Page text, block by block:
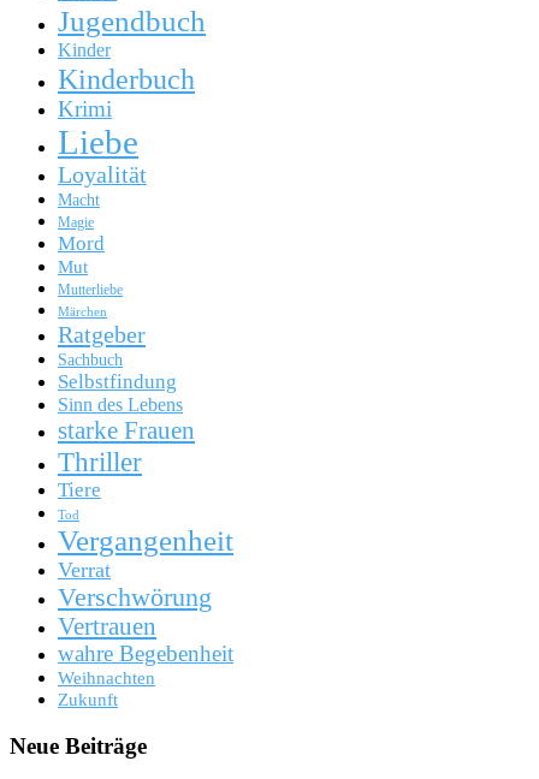
Jugendbuch
Kinder
Kinderbuch
Krimi
Liebe
Loyalität
Macht
Magie
Mord
Mut
Mutterliebe
Märchen
Ratgeber
Sachbuch
Selbstfindung
Sinn des Lebens
starke Frauen
Thriller
Tiere
Tod
Vergangenheit
Verrat
Verschwörung
Vertrauen
wahre Begebenheit
Weihnachten
Zukunft
Neue Beiträge